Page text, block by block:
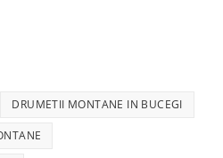
DRUMETII MONTANE IN BUCEGI